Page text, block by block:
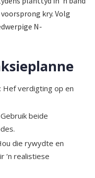
kry. Volg
N-
Hef verdigting op en
beide
die rywydte en
’n realistiese